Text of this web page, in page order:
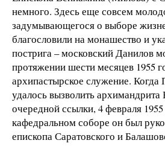
немного. Здесь еще совсем
задумывающегося о выборе
благословили на монашество и
пострига – московский Данилов
протяжении шести месяцев 1955
архипастырское служение.
удалось вызволить
очередной ссылки, 4 февраля
кафедральном соборе он был
епископа Саратовского и